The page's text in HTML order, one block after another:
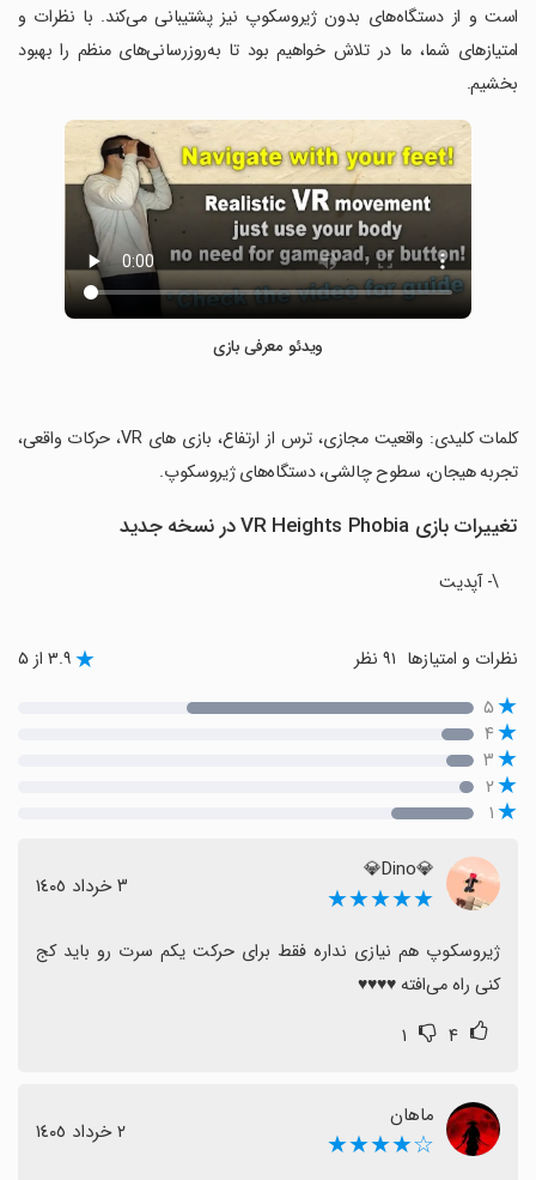
است و از دستگاه‌های بدون ژیروسکوپ نیز پشتیبانی می‌کند. با نظرات و
امتیازهای شما، ما در تلاش خواهیم بود تا به‌روزرسانی‌های منظم را بهبود
بخشیم.
ویدئو معرفی بازی
‏کلمات کلیدی: واقعیت مجازی، ترس از ارتفاع، بازی های VR، حرکات واقعی،
تجربه هیجان، سطوح چالشی، دستگاه‌های ژیروسکوپ.
تغییرات بازی VR Heights Phobia در نسخه جدید
\- آپدیت
نظرات و امتیازها ۳.۹ از ۵
۵
۴
۳
۲
۱
💎Dino💎
★★★★★ ٣ خرداد ١٤٠٥
کنی راه می‌افته ♥️♥️♥️♥️
۴ ۱
ماهان
☆★★★★ ٢ خرداد ١٤٠٥